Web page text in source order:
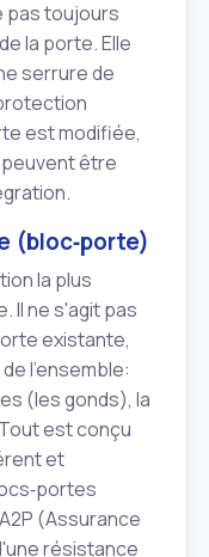
pas toujours
la porte. Elle
serrure de
est modifiée,
être
(bloc‑porte)
la plus
Il ne s'agit pas
existante,
l'ensemble:
(les gonds), la
est conçu
et
(Assurance
résistance